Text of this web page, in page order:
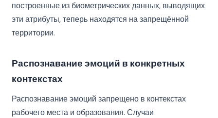
построенные из биометрических данных, выводящих
эти атрибуты, теперь находятся на запрещённой
территории.
Распознавание эмоций в конкретных
контекстах
Распознавание эмоций запрещено в контекстах
рабочего места и образования. Случаи